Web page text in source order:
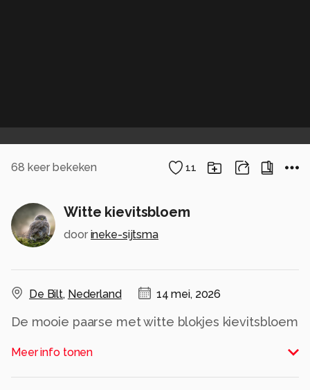
68 keer bekeken 11
Witte kievitsbloem
door ineke-sijtsma
De Bilt, Nederland 14 mei, 2026
De mooie paarse met witte blokjes kievitsbloem
nog niet eerder gezien! Deze stonden lekker
gemengd door elkaar, een prachtig gezicht.
Meer info tonen